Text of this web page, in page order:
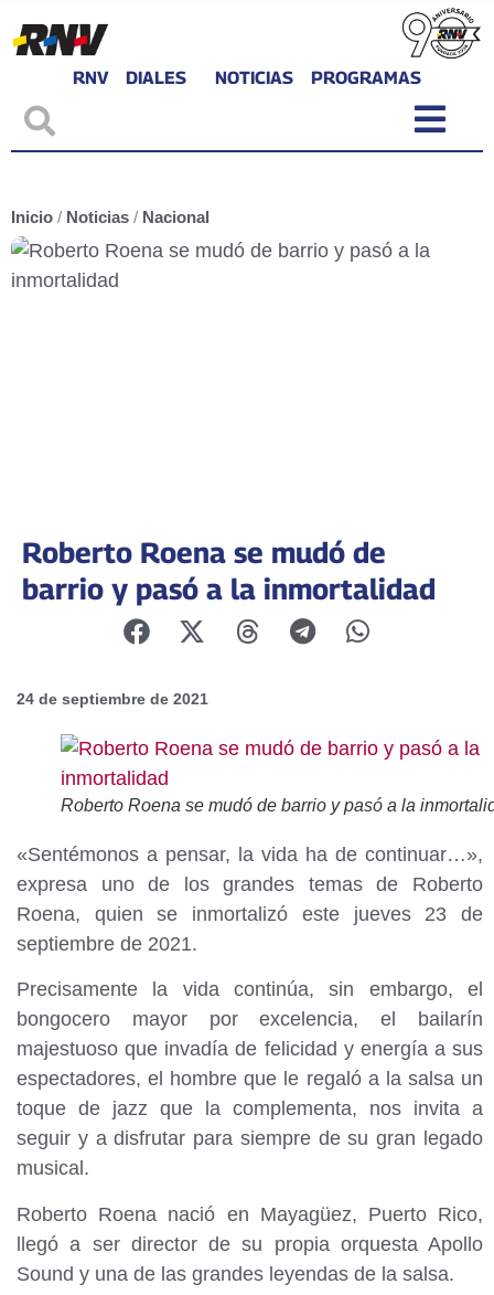
RNV DIALES NOTICIAS PROGRAMAS
Inicio / Noticias / Nacional
Roberto Roena se mudó de
barrio y pasó a la inmortalidad
24 de septiembre de 2021
Roberto Roena se mudó de barrio y pasó a la
«Sentémonos a pensar, la vida ha de continuar…»,
expresa uno de los grandes temas de Roberto
Roena, quien se inmortalizó este jueves 23 de
septiembre de 2021.
Precisamente la vida continúa, sin embargo, el
bongocero mayor por excelencia, el bailarín
majestuoso que invadía de felicidad y energía a sus
espectadores, el hombre que le regaló a la salsa un
toque de jazz que la complementa, nos invita a
seguir y a disfrutar para siempre de su gran legado
musical.
Roberto Roena nació en Mayagüez, Puerto Rico,
llegó a ser director de su propia orquesta Apollo
Sound y una de las grandes leyendas de la salsa.